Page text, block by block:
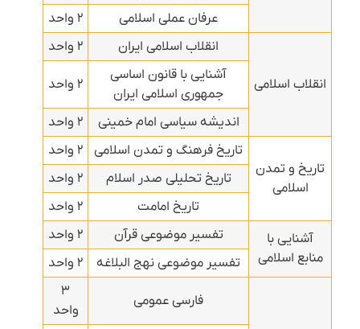
عرفان عملی اسلامی
۲ واحد
انقلاب اسلامی
انقلاب اسلامی ایران
۲ واحد
آشنایی با قانون اساسی
جمهوری اسلامی ایران
۲ واحد
اندیشه سیاسی امام خمینی ۲ واحد
تاریخ و تمدن
اسلامی
تاریخ فرهنگ و تمدن اسلامی
۲ واحد
تاریخ تحلیلی صدر اسلام
۲ واحد
تاریخ امامت
۲ واحد
آشنایی با
منابع اسلامی
تفسیر موضوعی قرآن
۲ واحد
تفسیر موضوعی نهج البلاغه
۲ واحد
فارسی عمومی
۳
واحد